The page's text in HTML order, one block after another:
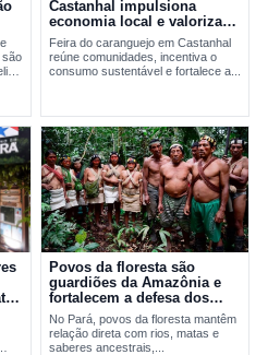
são
Castanhal impulsiona
economia local e valoriza
manejo sustentável
Feira do caranguejo em Castanhal
reúne comunidades, incentiva o
consumo sustentável e fortalece a...
Povos da floresta são
guardiões da Amazônia e
fortalecem a defesa dos
territórios no Pará
No Pará, povos da floresta mantêm
relação direta com rios, matas e
saberes ancestrais,...